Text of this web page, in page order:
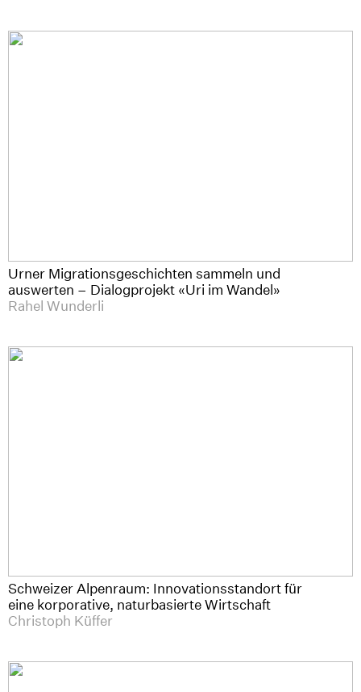
Urner Migrationsgeschichten sammeln und
auswerten – Dialogprojekt «Uri im Wandel»
Rahel Wunderli
Schweizer Alpenraum: Innovationsstandort für
eine korporative, naturbasierte Wirtschaft
Christoph Küffer